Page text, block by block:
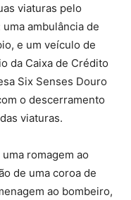
viaturas pelo
ambulância de
e um veículo de
da Caixa de Crédito
Six Senses Douro
o descerramento
viaturas.
romagem ao
de uma coroa de
ao bombeiro,